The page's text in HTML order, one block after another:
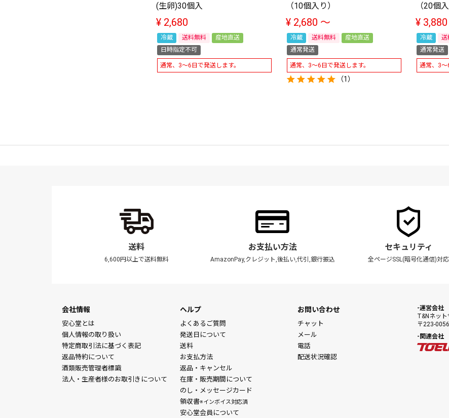
(生卵)30個入
¥ 2,680
冷蔵 送料無料
産地直送
日時指定不可
通常、3～6日で発送します。
（10個入り）
¥ 2,680 〜
冷蔵 送料無料
産地直送
通常発送
通常、3～6日で発送します。
（1）
（20個
¥ 3,880
冷蔵 送
通常発送
通常、3～
送料
6,600円以上で送料無料
お支払い方法
AmazonPay,クレジット,後払い,代引,銀行振込
セキュリティ
全ページSSL(暗号化通信)対応
会社情報
安心堂とは
個人情報の取り扱い
特定商取引法に基づく表記
返品特約について
酒類販売管理者標識
法人・生産者様のお取引きについて
ヘルプ
よくあるご質問
発送日について
送料
お支払方法
返品・キャンセル
在庫・販売期間について
のし・メッセージカード
領収書※インボイス対応済
安心堂会員について
お問い合わせ
チャット
メール
電話
配送状況確認
運営会社
T&Nネッ
〒223-
関連会社